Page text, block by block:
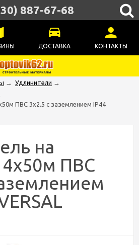
ДОСТАВКА КОНТАКТЫ
887-67-68
→ Удлинители →
ПВС 3х2.5 с заземлением IP44
на
4х50м ПВС